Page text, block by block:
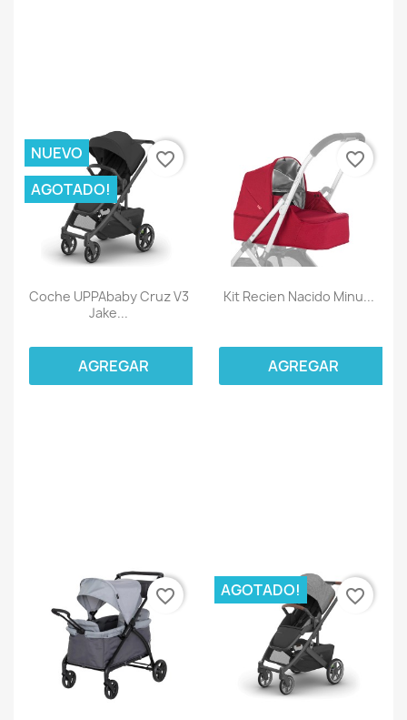
Coche UPPAbaby Cruz V3
Jake...
NUEVO
AGOTADO!
AGREGAR
favorite_border
Kit Recien Nacido Minu...
AGREGAR
favorite_border
favorite_border AGOTADO! favorite_border